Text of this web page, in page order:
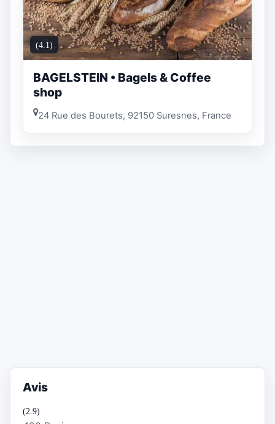
(4.1)
BAGELSTEIN • Bagels & Coffee
shop
24 Rue des Bourets, 92150 Suresnes, France
Avis
(2.9)